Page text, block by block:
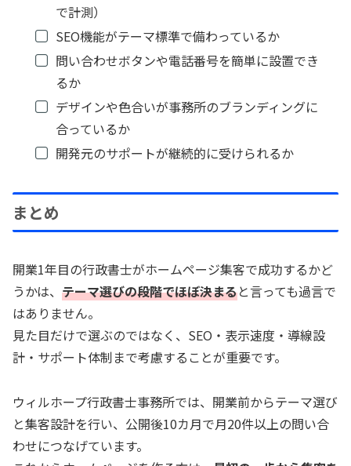
で計測）
SEO機能がテーマ標準で備わっているか
問い合わせボタンや電話番号を簡単に設置でき
るか
デザインや色合いが事務所のブランディングに
合っているか
開発元のサポートが継続的に受けられるか
まとめ
開業1年目の行政書士がホームページ集客で成功するかど
うかは、 テーマ選びの段階でほぼ決まると言っても過言で
はありません。
見た目だけで選ぶのではなく、SEO・表示速度・導線設
計・サポート体制まで考慮することが重要です。
ウィルホープ行政書士事務所では、開業前からテーマ選び
と集客設計を行い、公開後10カ月で月20件以上の問い合
わせにつなげています。